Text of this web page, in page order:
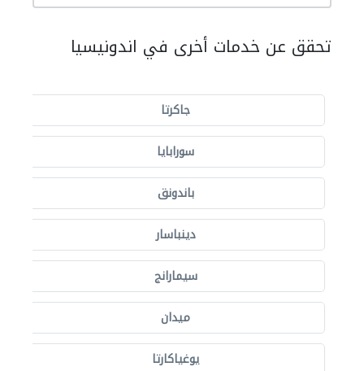
تحقق عن خدمات أخرى في اندونيسيا
جاكرتا
سورابايا
باندونق
دينباسار
سيمارانج
ميدان
يوغياكارتا